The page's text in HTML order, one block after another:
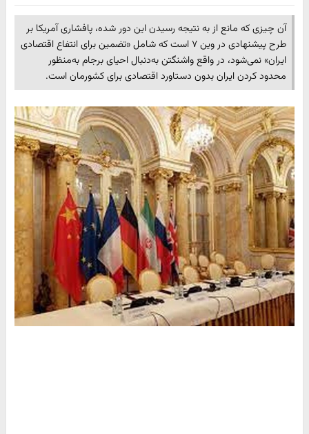
آن چیزی که مانع از به نتیجه رسیدن این دور شده، پافشاری آمریکا بر
طرح پیشنهادی در وین ۷ است که شامل «تضمین برای انتفاع اقتصادی
ایران» نمی‌شود، در واقع واشنگتن به‌دنبال احیای برجام به‌منظور
محدود کردن ایران بدون دستاورد اقتصادی برای کشورمان است.